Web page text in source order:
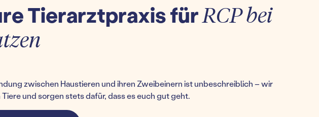
Tierarztpraxis fürRCP bei
zwischen Haustieren und ihren Zweibeinern ist unbeschreiblich – wir
und sorgen stets dafür, dass es euch gut geht.